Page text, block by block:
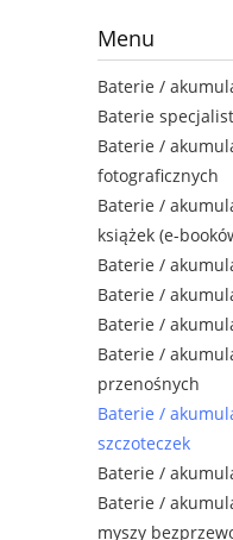
Menu
Baterie /
Baterie
Baterie /
fotograficznych
Baterie /
książek (e-
Baterie /
Baterie /
Baterie /
Baterie /
przenośnych
Baterie /
szczoteczek
Baterie /
Baterie /
myszy